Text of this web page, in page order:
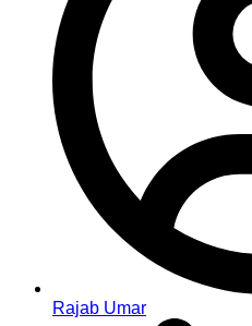
Rajab Umar